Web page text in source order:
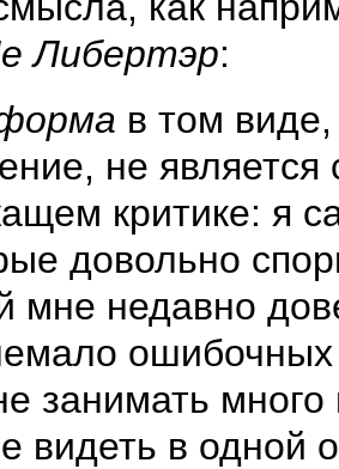
Либертэр:
в том
не
критике: я
довольно
мне недавно
занимать
видеть в одной